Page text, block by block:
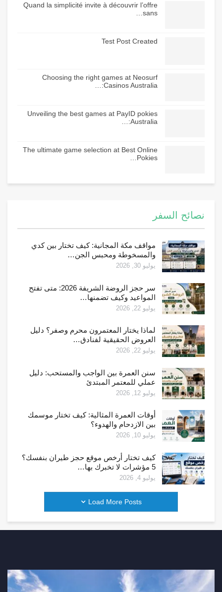
Quand la simplicité invite à découvrir l’offre
sans…
Test Post Created
Choosing the right games at Neosurf
Casinos Australia:…
Unveiling the best games at PayID pokies
Australia:…
The ultimate game selection at Best Online
Pokies…
نصائح السفر
مواقف مكة المجانية: كيف تختار بين كدي
والمسخوطة ومحبس الجن…
يوليو 30, 2026
سر حجز الروضة الشريفة 2026: متى تفتح
المواعيد وكيف تضمنها…
يوليو 22, 2026
لماذا يختار المعتمرون محرم وصفر؟ دليل
العروض الحقيقية لفنادق…
يوليو 22, 2026
سنن العمرة بين الواجب والمستحب: دليل
عملي للمعتمر المبتدئ
يوليو 12, 2026
أوقات العمرة المثالية: كيف تختار موسمك
بين الازدحام والهدوء؟
يوليو 10, 2026
كيف تختار أرخص موقع حجز طيران بنفسك؟
5 مؤشرات لا تخبرك بها…
يوليو 4, 2026
Load More Posts